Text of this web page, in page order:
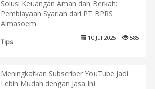
Solusi Keuangan Aman dan Berkah:
Pembiayaan Syariah dari PT BPRS
Almasoem
Tips
10 Jul 2025 | 585
Meningkatkan Subscriber YouTube Jadi
Lebih Mudah dengan Jasa Ini